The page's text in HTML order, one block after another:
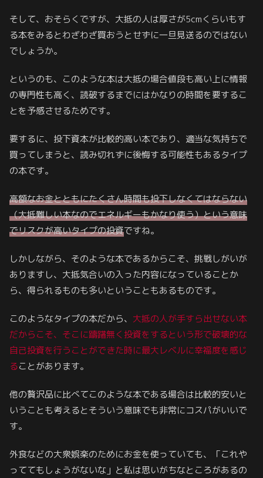
そして、おそらくですが、大抵の人は厚さが5cmくらいもす
る本をみるとわざわざ買おうとせずに一旦見送るのではない
でしょうか。
というのも、このような本は大抵の場合値段も高い上に情報
の専門性も高く、読破するまでにはかなりの時間を要するこ
とを予感させるためです。
要するに、投下資本が比較的高い本であり、適当な気持ちで
買ってしまうと、読み切れずに後悔する可能性もあるタイプ
の本です。
高額なお金とともにたくさん時間も投下しなくてはならない
（大抵難しい本なのでエネルギーもかなり使う）という意味
でリスクが高いタイプの投資ですね。
しかしながら、そのような本であるからこそ、挑戦しがいが
ありますし、大抵気合いの入った内容になっていることか
ら、得られるものも多いということもあるものです。
このようなタイプの本だから、 大抵の人が手すら出せない本
だからこそ、そこに躊躇無く投資をするという形で破壊的な
自己投資を行うことができた時に最大レベルに幸福度を感じ
ることがあります。
他の贅沢品に比べてこのような本である場合は比較的安いと
いうことも考えるとそういう意味でも非常にコスパがいいで
す。
外食などの大衆娯楽のためにお金を使っていても、「これや
っててもしょうがないな」と私は思いがちなところがあるの